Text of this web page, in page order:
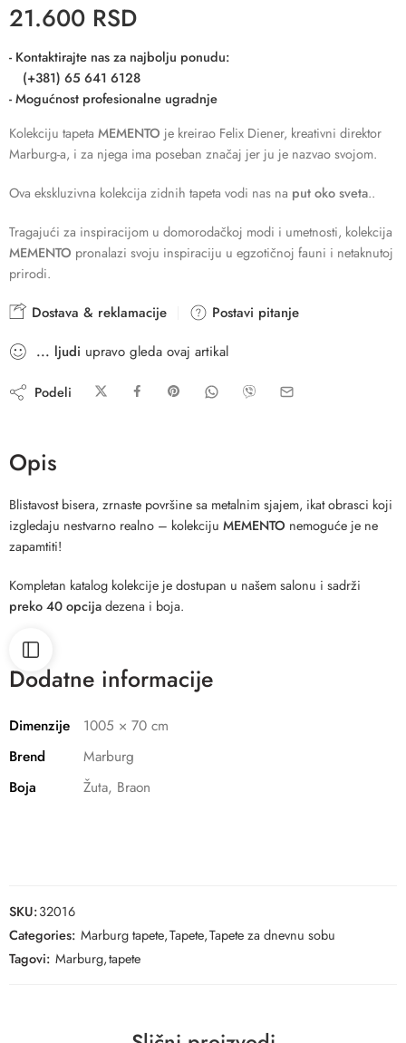
21.600 RSD
- Kontaktirajte nas za najbolju ponudu:
(+381) 65 641 6128
- Mogućnost profesionalne ugradnje
Kolekciju tapeta MEMENTO je kreirao Felix Diener, kreativni direktor
Marburg-a, i za njega ima poseban značaj jer ju je nazvao svojom.
Ova ekskluzivna kolekcija zidnih tapeta vodi nas na put oko sveta..
Tragajući za inspiracijom u domorodačkoj modi i umetnosti, kolekcija
MEMENTO pronalazi svoju inspiraciju u egzotičnoj fauni i netaknutoj
prirodi.
Dostava & reklamacije
Postavi pitanje
... ljudi upravo gleda ovaj artikal
Podeli
Opis
Blistavost bisera, zrnaste površine sa metalnim sjajem, ikat obrasci koji
izgledaju nestvarno realno – kolekciju MEMENTO nemoguće je ne
zapamtiti!
Kompletan katalog kolekcije je dostupan u našem salonu i sadrži
preko 40 opcijadezena i boja.
Dodatne informacije
Dimenzije
1005 × 70 cm
Brend
Marburg
Boja
Žuta, Braon
SKU:32016
Categories: Marburg tapete,Tapete,Tapete za dnevnu sobu
Tagovi: Marburg,tapete